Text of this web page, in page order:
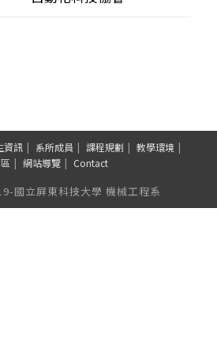
資訊 系所成員 課程規劃
教學環境
網站導覽 Contact
國立屏東科技大學 機械工程系